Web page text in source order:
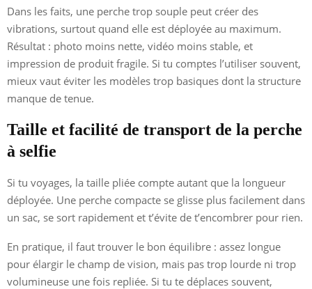
Dans les faits, une perche trop souple peut créer des
vibrations, surtout quand elle est déployée au maximum.
Résultat : photo moins nette, vidéo moins stable, et
impression de produit fragile. Si tu comptes l’utiliser souvent,
mieux vaut éviter les modèles trop basiques dont la structure
manque de tenue.
Taille et facilité de transport de la perche
à selfie
Si tu voyages, la taille pliée compte autant que la longueur
déployée. Une perche compacte se glisse plus facilement dans
un sac, se sort rapidement et t’évite de t’encombrer pour rien.
En pratique, il faut trouver le bon équilibre : assez longue
pour élargir le champ de vision, mais pas trop lourde ni trop
volumineuse une fois repliée. Si tu te déplaces souvent,